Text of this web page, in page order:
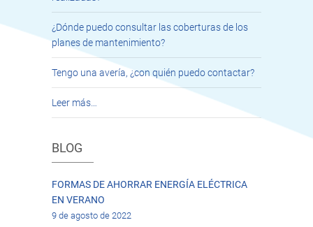
¿Dónde puedo consultar las coberturas de los
planes de mantenimiento?
Tengo una avería, ¿con quién puedo contactar?
Leer más…
BLOG
FORMAS DE AHORRAR ENERGÍA ELÉCTRICA
EN VERANO
9 de agosto de 2022